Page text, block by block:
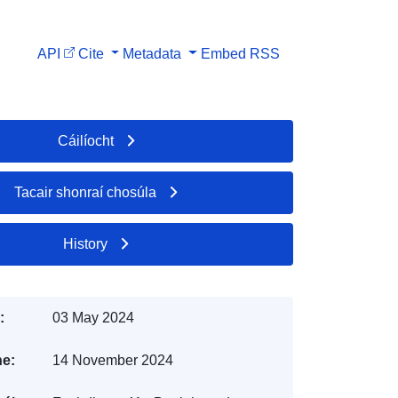
API Cite Metadata Embed RSS
Cáilíocht
Tacair shonraí chosúla
History
03 May 2024
14 November 2024